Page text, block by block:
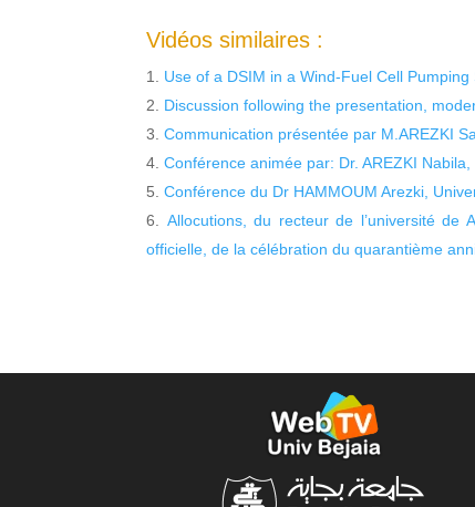
Vidéos similaires :
Use of a DSIM in a Wind-Fuel Cell
Discussion following the presentation,
Communication présentée par M.AREZKI
Conférence animée par: Dr. AREZKI
Conférence du Dr HAMMOUM Arezki,
Allocutions, du recteur de l’université de
officielle, de la célébration du quarantième